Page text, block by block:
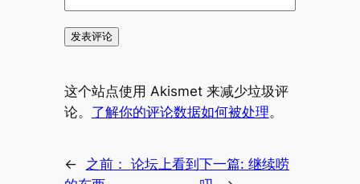
这个站点使用 Akismet 来减少垃圾评
论。 了解你的评论数据如何被处理。
← 之前： 论坛上看到下一篇:继续唠